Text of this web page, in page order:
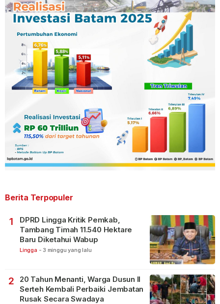
Berita Terpopuler
1
DPRD Lingga Kritik Pemkab,
Tambang Timah 11.540 Hektare
Baru Diketahui Wabup
Lingga - 3 minggu yang lalu
2
20 Tahun Menanti, Warga Dusun II
Serteh Kembali Perbaiki Jembatan
Rusak Secara Swadaya